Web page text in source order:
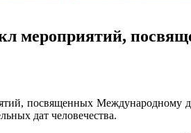
мероприятий,
посвященных Международному
дат человечества.